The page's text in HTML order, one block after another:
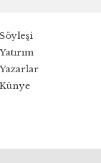
Söyleşi
Yatırım
Yazarlar
Künye